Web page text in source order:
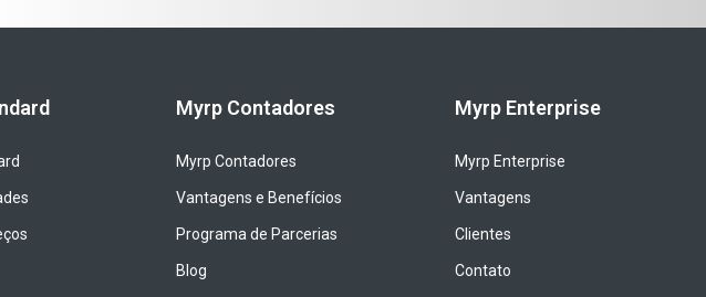
Myrp Contadores
Myrp Contadores
Vantagens e Benefícios
Programa de Parcerias
Blog
Myrp Enterprise
Myrp Enterprise
Vantagens
Clientes
Contato